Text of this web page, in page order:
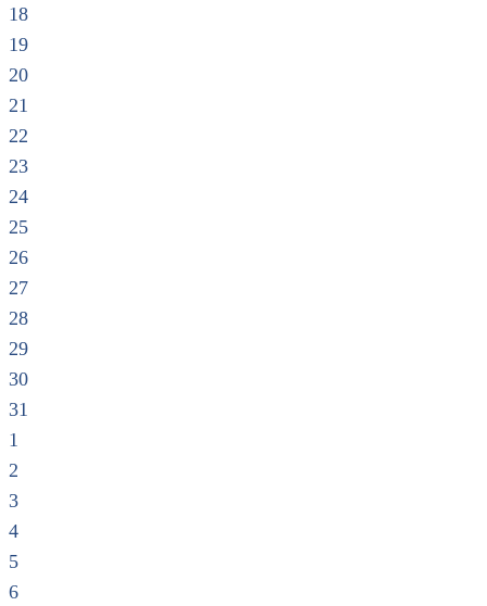
18
19
20
21
22
23
24
25
26
27
28
29
30
31
1
2
3
4
5
6